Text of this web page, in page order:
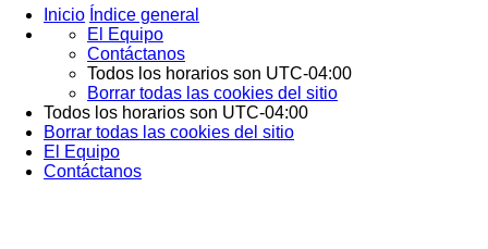
Inicio Índice general
El Equipo
Contáctanos
Todos los horarios son UTC-04:00
Borrar todas las cookies del sitio
Todos los horarios son UTC-04:00
Borrar todas las cookies del sitio
El Equipo
Contáctanos